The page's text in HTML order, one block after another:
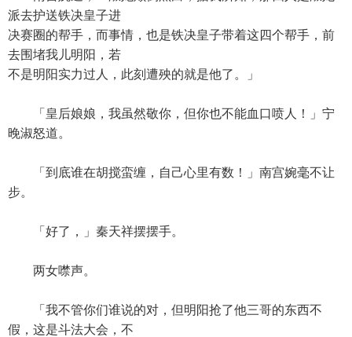
派去护送铁决皇子进
决赛圈的帮手，而事情，也是铁决皇子带着这四个帮手，前
去围堵我儿明阳，若
不是明阳实力过人，此刻遭殃的就是他了。」
「皇后娘娘，我虽然敬你，但你也不能血口喷人！」宁
晚淑怒道。
「到底谁在胡搅蛮缠，自己心里有数！」南宫婉毫不让
步。
「好了，」秦天祥摆摆手。
两女噤声。
「我不管你们谁说的对，但明阳抢了他三哥的东西不
假，这是斗法大会，不